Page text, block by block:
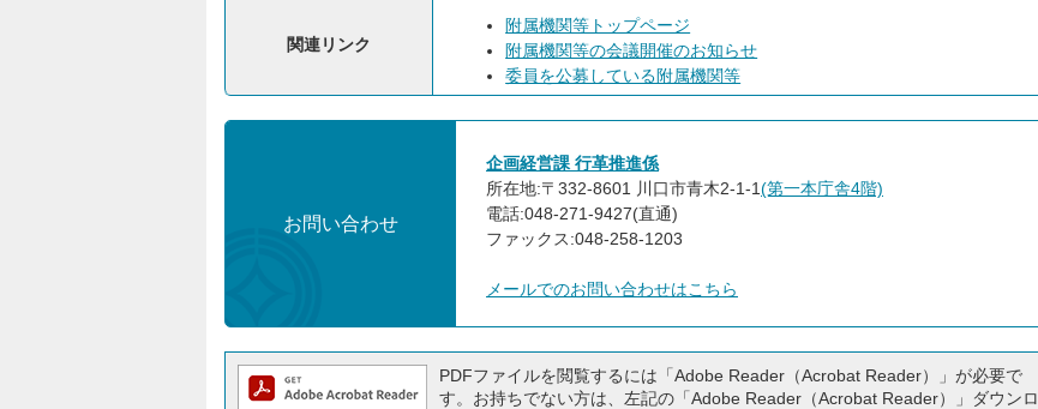
関連リンク
附属機関等トップページ
附属機関等の会議開催のお知らせ
委員を公募している附属機関等
お問い合わせ
企画経営課 行革推進係
所在地:〒332-8601 川口市青木2-1-1(第一本庁舎4階)
電話:048-271-9427(直通)
ファックス:048-258-1203
メールでのお問い合わせはこちら
PDFファイルを閲覧するには「Adobe Reader（Acrobat Reader）」が必要で
す。お持ちでない方は、左記の「Adobe Reader（Acrobat Reader）」ダウンロ